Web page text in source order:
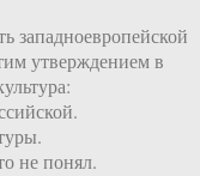
западноевропейской
утверждением в
не понял.